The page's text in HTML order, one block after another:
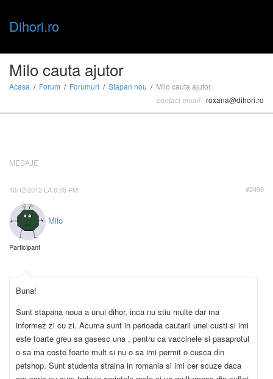
Dihori.ro
Milo cauta ajutor
Acasa Forum Forumuri Stapan nou
Milo cauta ajutor
contact email roxana@dihori.ro
MESAJE
10/12/2012 LA 6:55 PM #2499
Milo
Participant
Buna!
Sunt stapana noua a unui dihor, inca nu stiu multe dar ma
informez zi cu zi. Acuma sunt in perioada cautarii unei custi si imi
este foarte greu sa gasesc una , pentru ca vaccinele si pasaprotul
o sa ma coste foarte mult si nu o sa imi permit o cusca din
petshop. Sunt studenta straina in romania si imi cer scuze daca